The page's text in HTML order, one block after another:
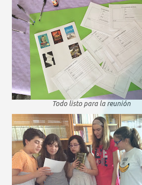
Todo listo para la reunión